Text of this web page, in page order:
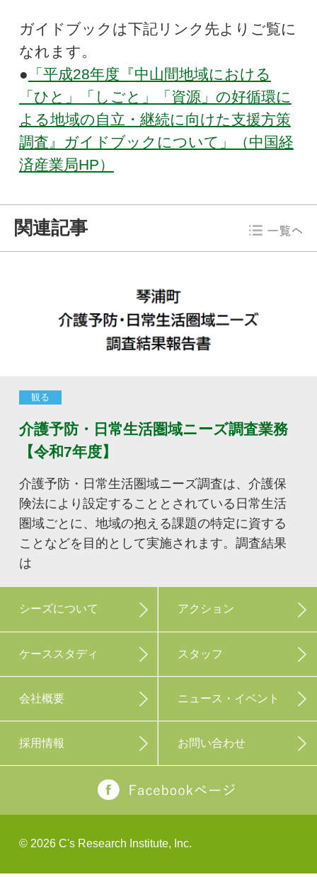
ガイドブックは下記リンク先よりご覧に
なれます。
● 「平成28年度『中山間地域における
「ひと」「しごと」「資源」の好循環に
よる地域の自立・継続に向けた支援方策
調査』ガイドブックについて」（中国経
済産業局HP）
関連記事
観る
介護予防・日常生活圏域ニーズ調査業務
【令和7年度】
介護予防・日常生活圏域ニーズ調査は、介護保
険法により設定することとされている日常生活
圏域ごとに、地域の抱える課題の特定に資する
ことなどを目的として実施されます。調査結果
は
シーズについて アクション
ケーススタディ スタッフ
会社概要 ニュース・イベント
採用情報 お問い合わせ
© 2026 C's Research Institute, Inc.